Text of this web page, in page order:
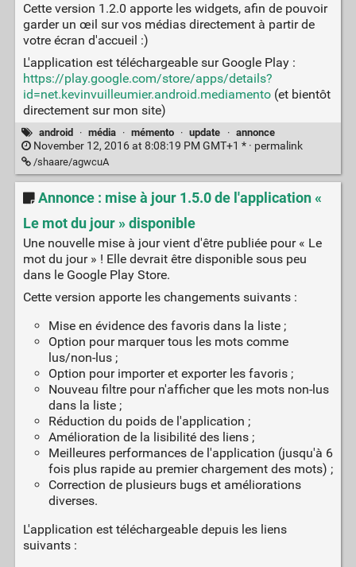
Cette version 1.2.0 apporte les widgets, afin de pouvoir
garder un œil sur vos médias directement à partir de
votre écran d'accueil :)
L'application est téléchargeable sur Google Play :
https://play.google.com/store/apps/details?
id=net.kevinvuilleumier.android.mediamento(et bientôt
directement sur mon site)
android · média · mémento · update · annonce
November 12, 2016 at 8:08:19 PM GMT+1 * · permalink
/shaare/agwcuA
Annonce : mise à jour 1.5.0 de l'application «
Le mot du jour » disponible
Une nouvelle mise à jour vient d'être publiée pour « Le
mot du jour » ! Elle devrait être disponible sous peu
dans le Google Play Store.
Cette version apporte les changements suivants :
Mise en évidence des favoris dans la liste ;
Option pour marquer tous les mots comme
lus/non-lus ;
Option pour importer et exporter les favoris ;
Nouveau filtre pour n'afficher que les mots non-lus
dans la liste ;
Réduction du poids de l'application ;
Amélioration de la lisibilité des liens ;
Meilleures performances de l'application (jusqu'à 6
fois plus rapide au premier chargement des mots) ;
Correction de plusieurs bugs et améliorations
diverses.
L'application est téléchargeable depuis les liens
suivants :